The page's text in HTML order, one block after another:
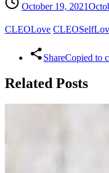
October 19, 2021
CLEOLove
ShareCopied to
Related Posts